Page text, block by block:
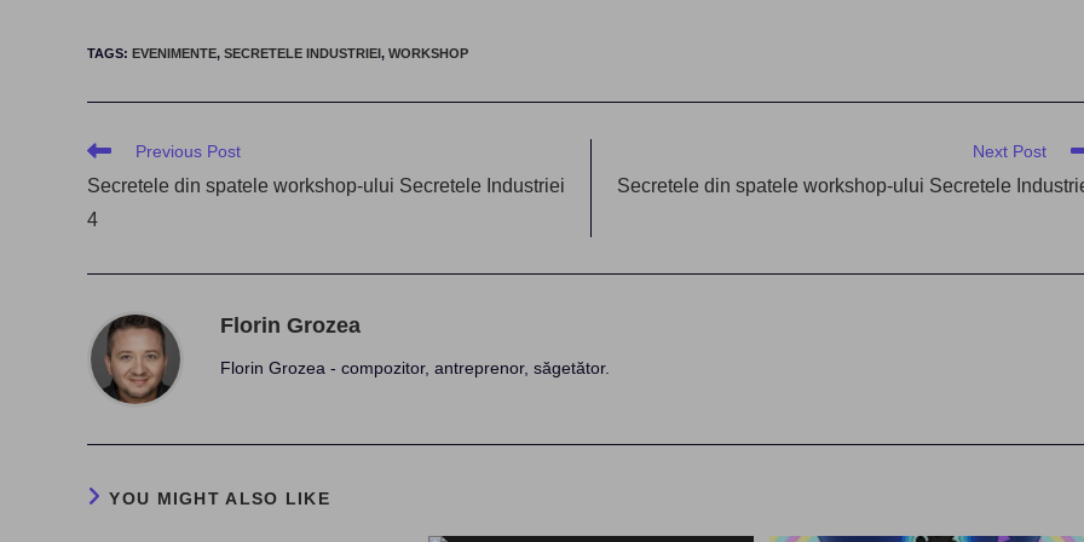
TAGS: EVENIMENTE, SECRETELE INDUSTRIEI, WORKSHOP
Read
articles
Previous Post
Secretele din spatele workshop-ului Secretele Industriei
4
Next Post
Secretele din spatele workshop-ului Secretele
Florin Grozea
Florin Grozea - compozitor, antreprenor, săgetător.
YOU MIGHT ALSO LIKE